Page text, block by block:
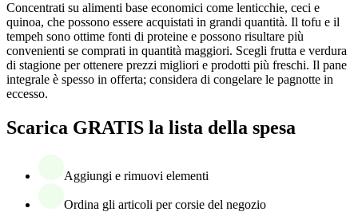
Concentrati su alimenti base economici come lenticchie, ceci e
quinoa, che possono essere acquistati in grandi quantità. Il tofu e il
tempeh sono ottime fonti di proteine e possono risultare più
convenienti se comprati in quantità maggiori. Scegli frutta e verdura
di stagione per ottenere prezzi migliori e prodotti più freschi. Il pane
integrale è spesso in offerta; considera di congelare le pagnotte in
eccesso.
Scarica GRATIS la lista della spesa
Aggiungi e rimuovi elementi
Ordina gli articoli per corsie del negozio